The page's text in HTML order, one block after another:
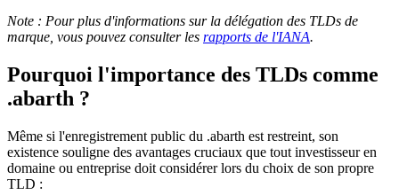
Note : Pour plus d'informations sur la délégation des TLDs de
marque, vous pouvez consulter les rapports de l'IANA.
Pourquoi l'importance des TLDs comme
.abarth ?
Même si l'enregistrement public du .abarth est restreint, son
existence souligne des avantages cruciaux que tout investisseur en
domaine ou entreprise doit considérer lors du choix de son propre
TLD :